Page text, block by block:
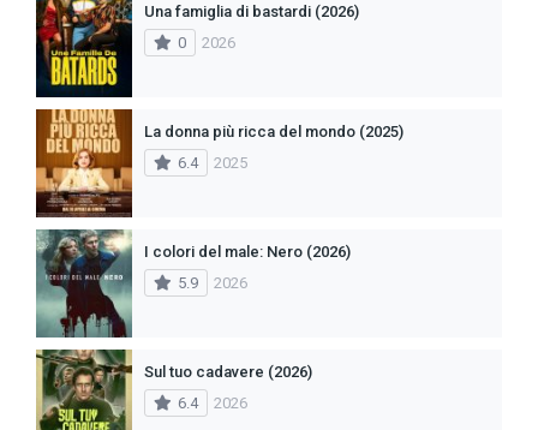
Una famiglia di bastardi (2026)
0
2026
La donna più ricca del mondo (2025)
6.4
2025
I colori del male: Nero (2026)
5.9
2026
Sul tuo cadavere (2026)
6.4
2026